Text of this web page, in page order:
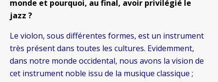
monde et pourquoi, au final, avoir privilégié le
jazz ?
Le violon, sous différentes formes, est un instrument
très présent dans toutes les cultures. Evidemment,
dans notre monde occidental, nous avons la vision de
cet instrument noble issu de la musique classique ;